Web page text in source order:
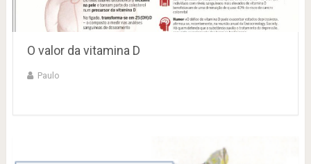
O valor da vitamina D
Paulo